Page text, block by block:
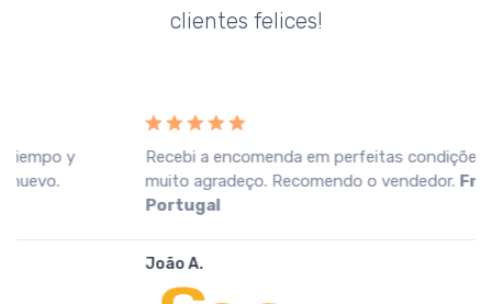
clientes felices!
Recebi a encomenda em perfeitas condições, o que
muito agradeço. Recomendo o vendedor.Fnac